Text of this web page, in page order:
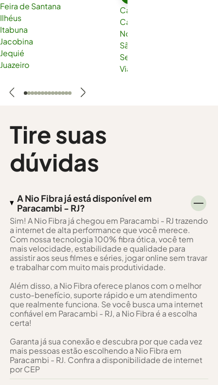
Feira de Santana
Ilhéus
Itabuna
Jacobina
Jequié
Juazeiro
Cachoeiro de Itapemirim
Cariacica
Nova Venécia
São Gabriel da Palha
Serra
Viana
Tire suas
dúvidas
A Nio Fibra já está disponível em
Paracambi - RJ?
Sim! A Nio Fibra já chegou em Paracambi - RJ trazendo
a internet de alta performance que você merece.
Com nossa tecnologia 100% fibra ótica, você tem
mais velocidade, estabilidade e qualidade para
assistir aos seus filmes e séries, jogar online sem travar
e trabalhar com muito mais produtividade.
Além disso, a Nio Fibra oferece planos com o melhor
custo-benefício, suporte rápido e um atendimento
que realmente funciona. Se você busca uma internet
confiável em Paracambi - RJ, a Nio Fibra é a escolha
certa!
Garanta já sua conexão e descubra por que cada vez
mais pessoas estão escolhendo a Nio Fibra em
Paracambi - RJ. Confira a disponibilidade de internet
por CEP